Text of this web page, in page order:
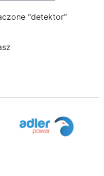
“detektor”